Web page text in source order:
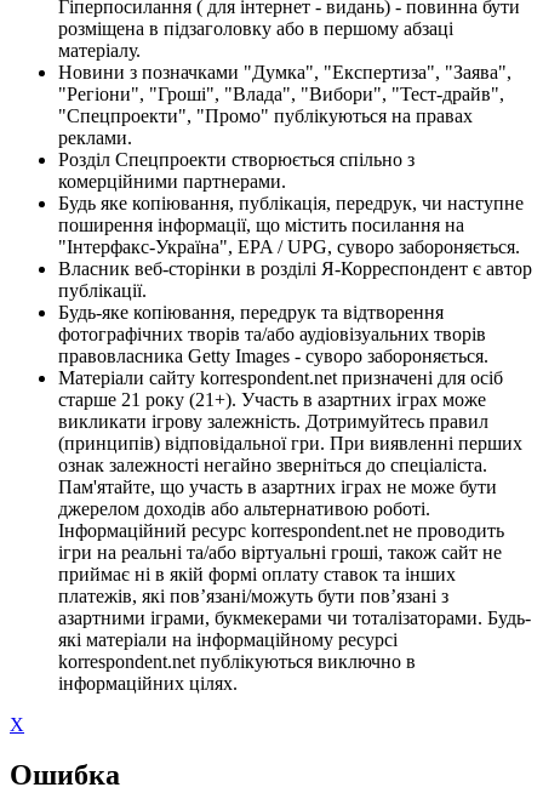
Гіперпосилання ( для інтернет - видань) - повинна бути
розміщена в підзаголовку або в першому абзаці
матеріалу.
Новини з позначками "Думка", "Експертиза", "Заява",
"Регіони", "Гроші", "Влада", "Вибори", "Тест-драйв",
"Спецпроекти", "Промо" публікуються на правах
реклами.
Розділ Спецпроекти створюється спільно з
комерційними партнерами.
Будь яке копіювання, публікація, передрук, чи наступне
поширення інформації, що містить посилання на
"Інтерфакс-Україна", EPA / UPG, суворо забороняється.
Власник веб-сторінки в розділі Я-Корреспондент є автор
публікації.
Будь-яке копіювання, передрук та відтворення
фотографічних творів та/або аудіовізуальних творів
правовласника Getty Images - суворо забороняється.
Матеріали сайту korrespondent.net призначені для осіб
старше 21 року (21+). Участь в азартних іграх може
викликати ігрову залежність. Дотримуйтесь правил
(принципів) відповідальної гри. При виявленні перших
ознак залежності негайно зверніться до спеціаліста.
Пам'ятайте, що участь в азартних іграх не може бути
джерелом доходів або альтернативою роботі.
Інформаційний ресурс korrespondent.net не проводить
ігри на реальні та/або віртуальні гроші, також сайт не
приймає ні в якій формі оплату ставок та інших
платежів, які пов’язані/можуть бути пов’язані з
азартними іграми, букмекерами чи тоталізаторами. Будь-
які матеріали на інформаційному ресурсі
korrespondent.net публікуються виключно в
інформаційних цілях.
X
Ошибка